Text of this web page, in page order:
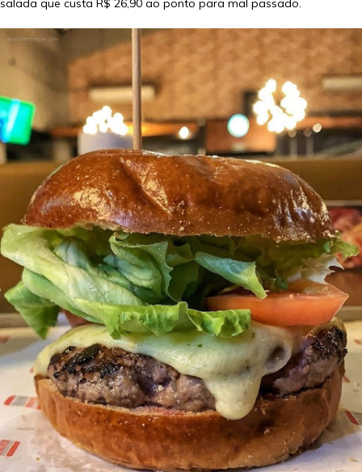
salada que custa R$ 26,90 ao ponto para mal passado.